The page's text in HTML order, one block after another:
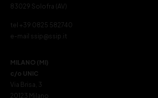
83029 Solofra (AV)
tel +39 0825 582740
e-mail ssip@ssip.it
MILANO (MI)
c/o UNIC
Via Brisa, 3
20123 Milano